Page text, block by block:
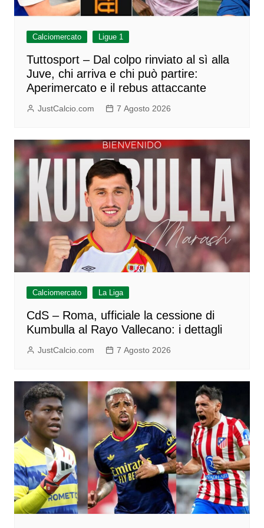
Calciomercato Ligue 1
Tuttosport – Dal colpo rinviato al sì alla
Juve, chi arriva e chi può partire:
Aperimercato e il rebus attaccante
JustCalcio.com 7 Agosto 2026
Calciomercato La Liga
CdS – Roma, ufficiale la cessione di
Kumbulla al Rayo Vallecano: i dettagli
JustCalcio.com 7 Agosto 2026